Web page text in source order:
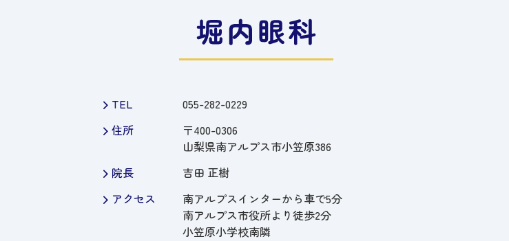
TEL
055-282-0229
住所
〒400-0306
山梨県南アルプス市小笠原386
院長
吉田 正樹
アクセス
南アルプスインターから車で5分
南アルプス市役所より徒歩2分
小笠原小学校南隣